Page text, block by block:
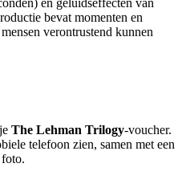
en geluidseffecten van
bevat momenten en
verontrustend kunnen
The Lehman Trilogy-voucher.
telefoon zien, samen met een